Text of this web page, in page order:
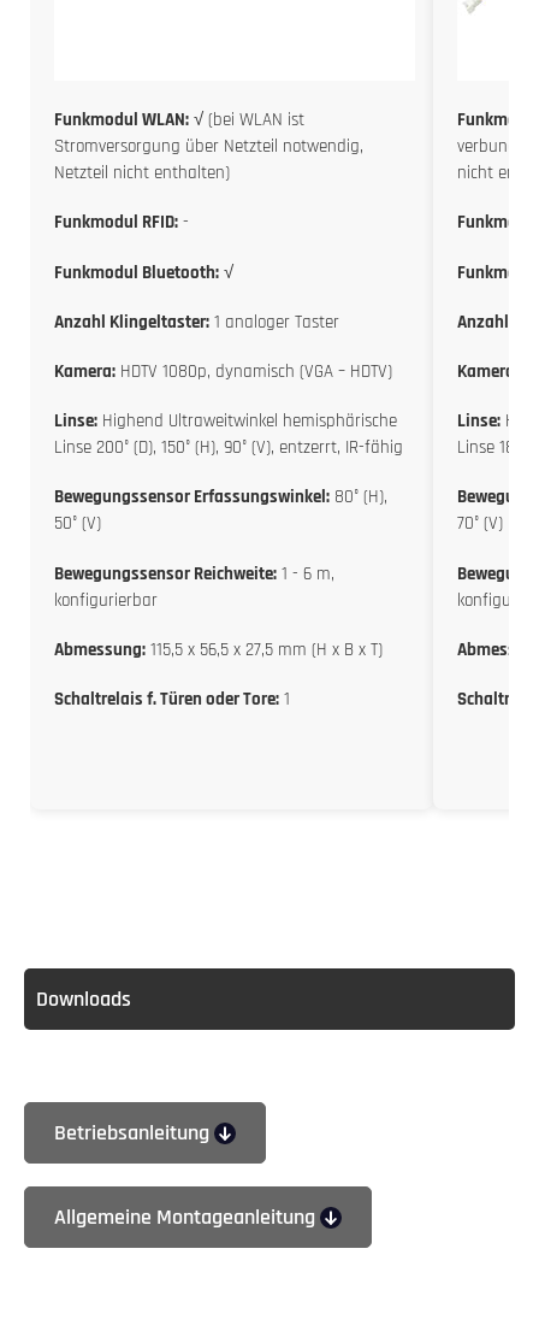
Funkmodul WLAN: √ (bei WLAN ist
Stromversorgung über Netzteil notwendig,
Netzteil nicht enthalten)
Funkmodul RFID: -
Funkmodul Bluetooth: √
Anzahl Klingeltaster: 1 analoger Taster
Kamera: HDTV 1080p, dynamisch (VGA – HDTV)
Linse: Highend Ultraweitwinkel hemisphärische
Linse 200° (D), 150° (H), 90° (V), entzerrt, IR-fähig
Bewegungssensor Erfassungswinkel: 80° (H),
50° (V)
Bewegungssensor Reichweite: 1 - 6 m,
konfigurierbar
Abmessung: 115,5 x 56,5 x 27,5 mm (H x B x T)
Schaltrelais f. Türen oder Tore: 1
verbunden
nicht
Anzahl
Kamera:
Linse:
Linse 180°
70° (V)
Downloads
Betriebsanleitung
Allgemeine Montageanleitung